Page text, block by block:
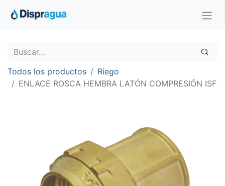
Todos los productos
Riego
ENLACE ROSCA HEMBRA LATÓN COMPRESIÓN ISF